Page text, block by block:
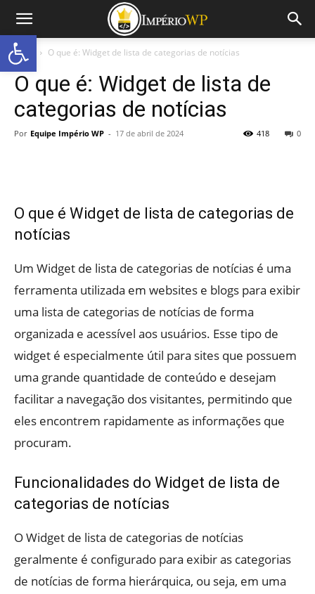
Início O que é: Widget de lista de categorias de notícias
O que é: Widget de lista de
categorias de notícias
Por Equipe Império WP - 17 de abril de 2024 0
418
O que é Widget de lista de categorias de
notícias
Um Widget de lista de categorias de notícias é uma
ferramenta utilizada em websites e blogs para exibir
uma lista de categorias de notícias de forma
organizada e acessível aos usuários. Esse tipo de
widget é especialmente útil para sites que possuem
uma grande quantidade de conteúdo e desejam
facilitar a navegação dos visitantes, permitindo que
eles encontrem rapidamente as informações que
procuram.
Funcionalidades do Widget de lista de
categorias de notícias
O Widget de lista de categorias de notícias
geralmente é configurado para exibir as categorias
de notícias de forma hierárquica, ou seja, em uma
Abrir a barra de ferramentas